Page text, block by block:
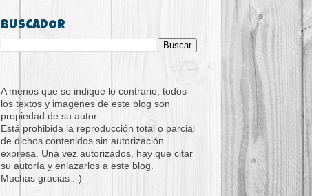
BUSCADOR
A menos que se indique lo contrario, todos
los textos y imagenes de este blog son
propiedad de su autor.
Está prohibida la reproducción total o parcial
de dichos contenidos sin autorización
expresa. Una vez autorizados, hay que citar
su autoría y enlazarlos a este blog.
Muchas gracias :-)